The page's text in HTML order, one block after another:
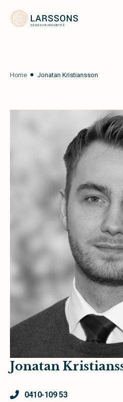
Larssons
Home Jonatan Kristiansson
Jonatan
0410-109 53